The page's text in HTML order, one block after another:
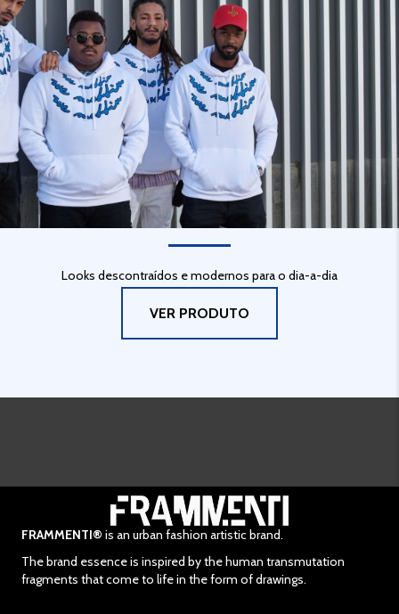
URBAN STYLE
Looks descontraídos e modernos para o dia-a-dia
VER PRODUTO
FRAMMENTI® is an urban fashion artistic brand.
The brand essence is inspired by the human transmutation
fragments that come to life in the form of drawings.